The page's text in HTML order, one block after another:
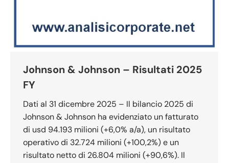
Johnson & Johnson – Risultati 2025
FY
Dati al 31 dicembre 2025 – Il bilancio 2025 di
Johnson & Johnson ha evidenziato un fatturato
di usd 94.193 milioni (+6,0% a/a), un risultato
operativo di 32.724 milioni (+100,2%) e un
risultato netto di 26.804 milioni (+90,6%). Il